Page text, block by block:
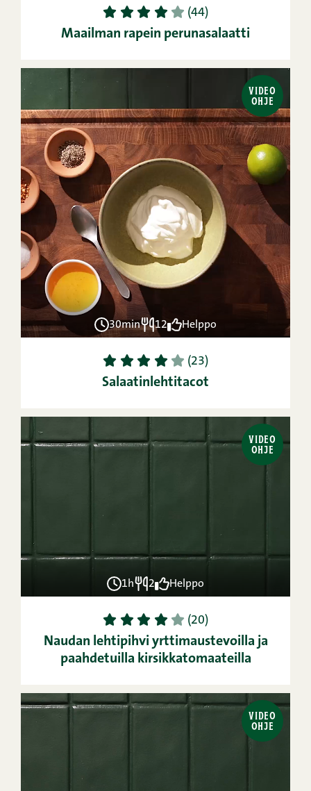
1 2 3 4 5 (44)
Maailman rapein perunasalaatti
VIDEO
OHJE
30min 12 Helppo
1 2 3 4 5 (23)
Salaatinlehtitacot
VIDEO
OHJE
1h 2 Helppo
1 2 3 4 5 (20)
Naudan lehtipihvi yrttimaustevoilla ja
paahdetuilla kirsikkatomaateilla
VIDEO
OHJE